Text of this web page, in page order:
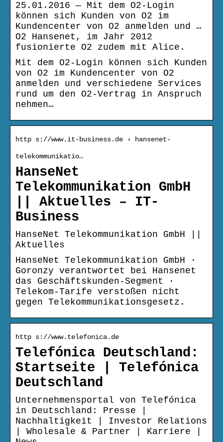
25.01.2016 — Mit dem O2-Login
können sich Kunden von O2 im
Kundencenter von O2 anmelden und …
O2 Hansenet, im Jahr 2012
fusionierte O2 zudem mit Alice.
Mit dem O2-Login können sich Kunden
von O2 im Kundencenter von O2
anmelden und verschiedene Services
rund um den O2-Vertrag in Anspruch
nehmen…
http s://www.it-business.de › hansenet-
telekommunikatio…
HanseNet
Telekommunikation GmbH
|| Aktuelles – IT-
Business
HanseNet Telekommunikation GmbH ||
Aktuelles
HanseNet Telekommunikation GmbH ·
Goronzy verantwortet bei Hansenet
das Geschäftskunden-Segment ·
Telekom-Tarife verstoßen nicht
gegen Telekommunikationsgesetz.
http s://www.telefonica.de
Telefónica Deutschland:
Startseite | Telefónica
Deutschland
Unternehmensportal von Telefónica
in Deutschland: Presse |
Nachhaltigkeit | Investor Relations
| Wholesale & Partner | Karriere |